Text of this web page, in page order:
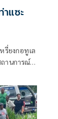
แซะ
รี่ยงกอทูเล
านการณ์